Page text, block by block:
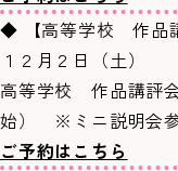
◆ 【高等学校 作品講
１２月２日（土）
高等学校 作品講評
始） ※ミニ説明会参
ご予約はこちら